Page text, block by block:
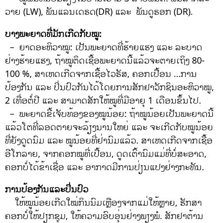
ວາຍ (LW), ພັນແລນເດຣດ(DR) ແລະ ພັນດູຣອກ (DR).
ບາງພະຍາດທີ່ມັກເກີດກັບໝູ:
– ຍາດອະຫິວາໝູ: ເປັນພະຍາດທີ່ຮ້າຍແຮງ ແລະ ລະບາດ
ຢ່າງຮ້າຍແຮງ, ຖ້າໝູຕິດເຊື້ອພະຍາດນີ້ແລ້ວຈະຕາຍເຖິງ 80-
100 %, ສາເຫດເກີດຈາກເຊື້ອໄວຣັສ, ຄອກເປື້ອນ …ການ
ປ້ອງກັນ ແລະ ປິ່ນປົວກັນໄດ້ໂດຍການສັກຢາວັກຊິນອະຫິວາໝູ,
2 ເທື່ອຕໍ່ປີ ແລະ ສາມາດສັກໃຫ້ໝູທີ່ມີອາຍຸ 1 ເດືອນຂຶ້ນໄປ.
– ພະຍາດຂີ້ເຈັບທ້ອງຂອງໝູນ້ອຍ: ຖ້າໝູນ້ອຍເປັນພະຍາດນີ້
ແລ້ວໂຕທີ່ລອດຕາຍຈະລ້ຽງນານໃຫຍ່ ແລະ ຈະເກີດກັບໝູນ້ອຍ
ທີ່ຍັງດູດນົມ ແລະ ໝູນ້ອຍທີ່ຢ່ານົມແລ້ວ. ສາເຫດເກີດຈາກເຊື້ອ
ອີໂກລາຍ, ຈາກຄອກໝູທີ່ເປື້ອນ, ດູດເຕົ້ານົມແມ່ທີ່ບໍ່ສະອາດ,
ຄອກບໍ່ໄດ້ຂ້າເຊື່ອ ແລະ ອາກາດມີການປ່ຽນແປງຢ່າງກະທັນ.
ການປ້ອງກັນແລະປິ່ນປົວ
ໃຫ້ໝູນ້ອຍເກີດໃໝ່ກິນນົມເຫຼືອງຈາກແມ່ໃຫ້ຫຼາຍ, ຮັກສາ
ຄອກບໍ່ໃຫ້ປຽກຊຸມ, ໃຫ້ຄວາມອົບອຸ່ນຢ່າງພຽງພໍ. ສັກຢາຕ້ານ